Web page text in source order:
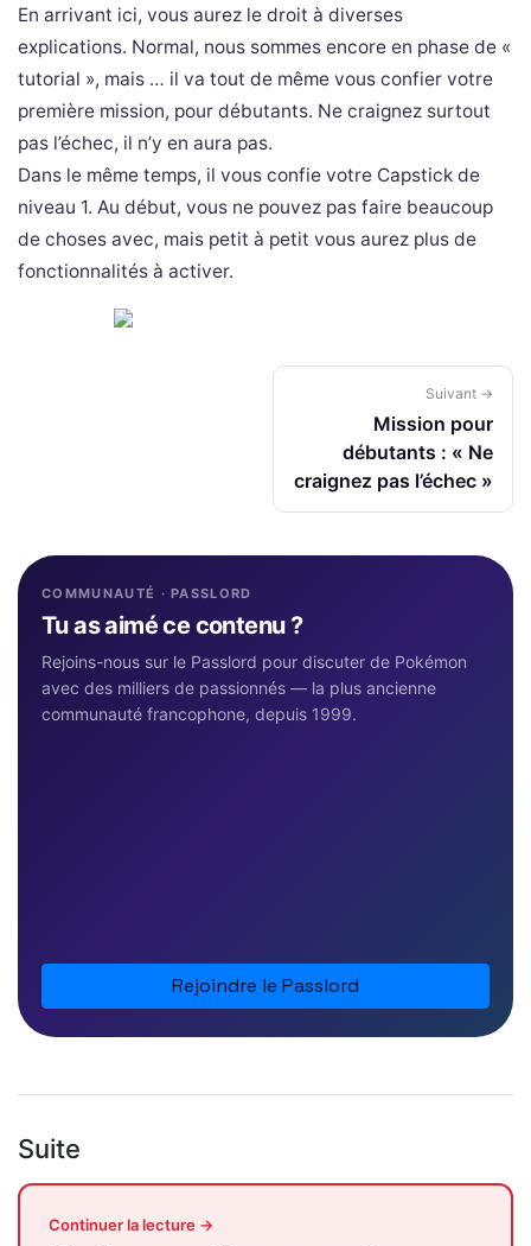
En arrivant ici, vous aurez le droit à diverses
explications. Normal, nous sommes encore en phase de «
tutorial », mais … il va tout de même vous confier votre
première mission, pour débutants. Ne craignez surtout
pas l’échec, il n’y en aura pas.
Dans le même temps, il vous confie votre Capstick de
niveau 1. Au début, vous ne pouvez pas faire beaucoup
de choses avec, mais petit à petit vous aurez plus de
fonctionnalités à activer.
Suivant →
Mission pour
débutants : « Ne
craignez pas l’échec »
COMMUNAUTÉ · PASSLORD
Tu as aimé ce contenu ?
Rejoins-nous sur le Passlord pour discuter de Pokémon
avec des milliers de passionnés — la plus ancienne
communauté francophone, depuis 1999.
Rejoindre le Passlord
Suite
Continuer la lecture →